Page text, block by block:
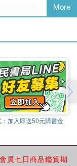
就讀東海大學工業
於台灣快速老
及營運技巧，一年
醫務管理研究所。
人，歷經執行生活
，但都在不斷地與
切磋中，得到突
人為本」的模式，
、生活更自立的動
寫完成此書，希
More
加入即送50元購書金
員七日商品鑑賞期